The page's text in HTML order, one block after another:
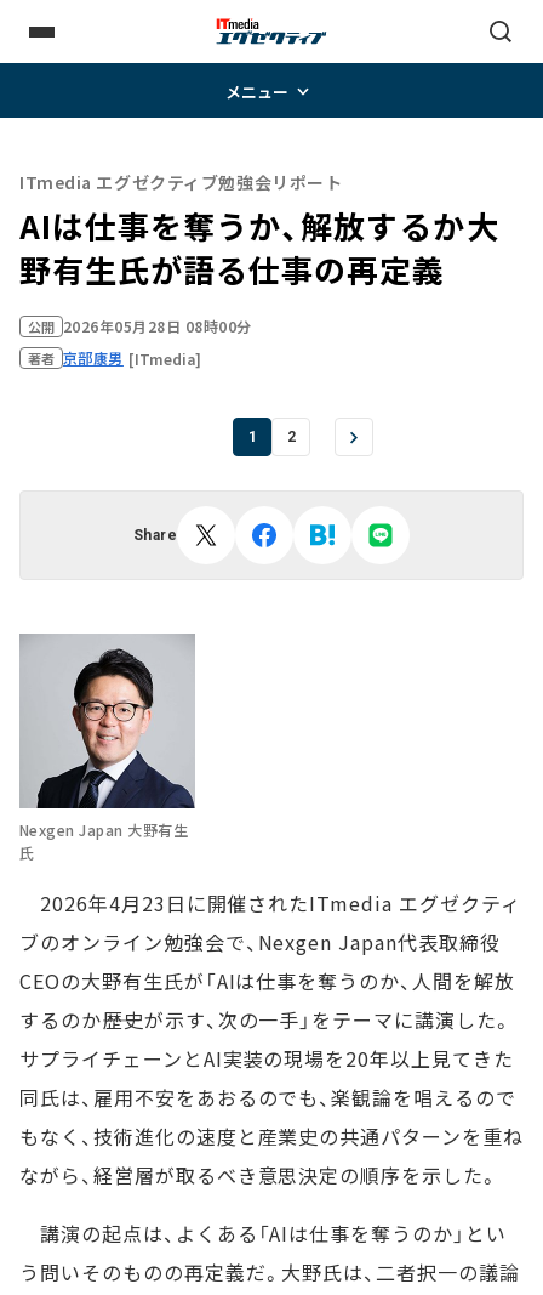
メニュー
ITmedia エグゼクティブ勉強会リポート
AIは仕事を奪うか、解放するか――大
野有生氏が語る仕事の再定義
公開 2026年05月28日 08時00分
著者 京部康男 [ITmedia]
1 2
Share
Nexgen Japan 大野有生
氏
2026年4月23日に開催されたITmedia エグゼクティ
ブのオンライン勉強会で、Nexgen Japan代表取締役
CEOの大野有生氏が「AIは仕事を奪うのか、人間を解放
するのか――歴史が示す、次の一手」をテーマに講演した。
サプライチェーンとAI実装の現場を20年以上見てきた
同氏は、雇用不安をあおるのでも、楽観論を唱えるので
もなく、技術進化の速度と産業史の共通パターンを重ね
ながら、経営層が取るべき意思決定の順序を示した。
講演の起点は、よくある「AIは仕事を奪うのか」とい
う問いそのものの再定義だ。大野氏は、二者択一の議論